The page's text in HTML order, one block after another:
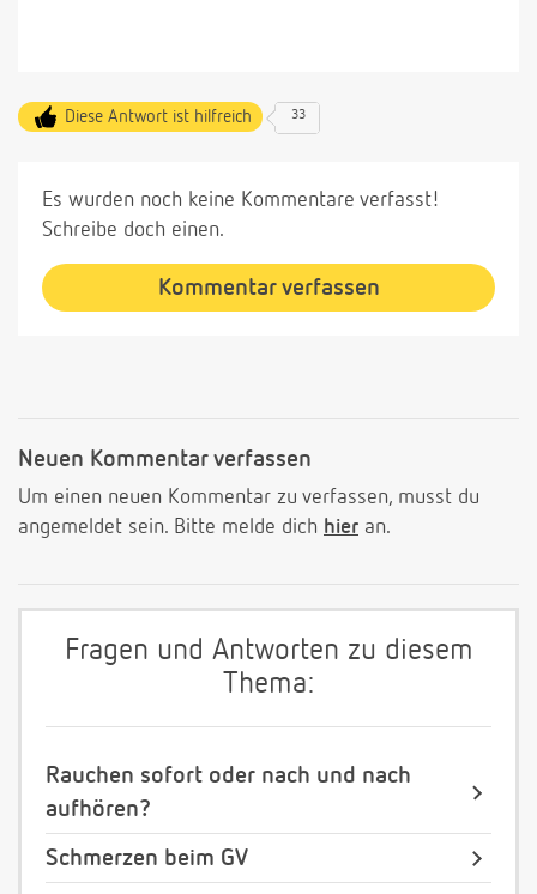
Diese Antwort ist hilfreich 33
Es wurden noch keine Kommentare verfasst!
Schreibe doch einen.
Kommentar verfassen
Neuen Kommentar verfassen
Um einen neuen Kommentar zu verfassen, musst du
angemeldet sein. Bitte melde dich hier an.
Fragen und Antworten zu diesem
Thema:
Rauchen sofort oder nach und nach
aufhören?
Schmerzen beim GV